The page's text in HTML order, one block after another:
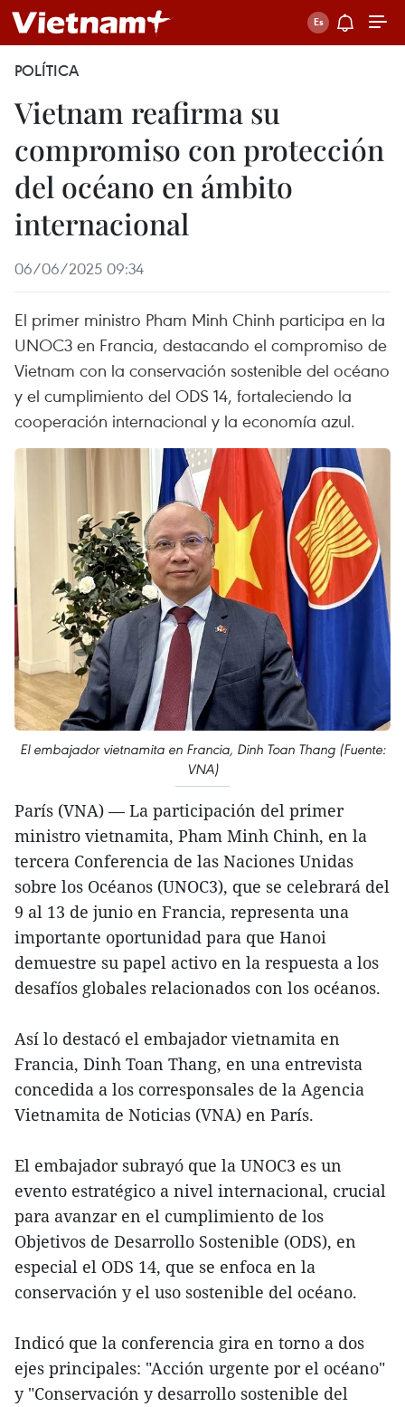
POLÍTICA
Vietnam reafirma su
compromiso con protección
del océano en ámbito
internacional
06/06/2025 09:34
El primer ministro Pham Minh Chinh participa en la
UNOC3 en Francia, destacando el compromiso de
Vietnam con la conservación sostenible del océano
y el cumplimiento del ODS 14, fortaleciendo la
cooperación internacional y la economía azul.
El embajador vietnamita en Francia, Dinh Toan Thang (Fuente:
VNA)
París (VNA) — La participación del primer
ministro vietnamita, Pham Minh Chinh, en la
tercera Conferencia de las Naciones Unidas
sobre los Océanos (UNOC3), que se celebrará del
9 al 13 de junio en Francia, representa una
importante oportunidad para que Hanoi
demuestre su papel activo en la respuesta a los
desafíos globales relacionados con los océanos.
Así lo destacó el embajador vietnamita en
Francia, Dinh Toan Thang, en una entrevista
concedida a los corresponsales de la Agencia
Vietnamita de Noticias (VNA) en París.
El embajador subrayó que la UNOC3 es un
evento estratégico a nivel internacional, crucial
para avanzar en el cumplimiento de los
Objetivos de Desarrollo Sostenible (ODS), en
especial el ODS 14, que se enfoca en la
conservación y el uso sostenible del océano.
Indicó que la conferencia gira en torno a dos
ejes principales: "Acción urgente por el océano"
y "Conservación y desarrollo sostenible del